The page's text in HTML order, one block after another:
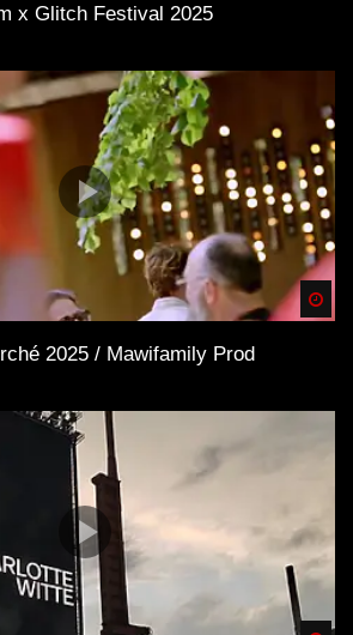
x Glitch Festival 2025
2025 / Mawifamily Prod